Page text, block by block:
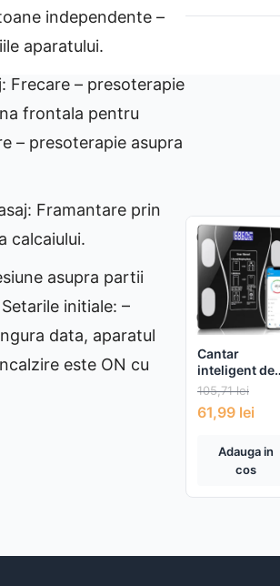
independente –
aparatului.
Frecare – presoterapie
frontala pentru
– presoterapie asupra
Framantare prin
calcaiului.
asupra partii
initiale: –
data, aparatul
este ON cu
Cantar
inteligent de
diagnostic
corporal,
incarcare usb,
bluetooth la
app pentru
detectarea
105,71lei
61,99 lei
Adauga in
cos